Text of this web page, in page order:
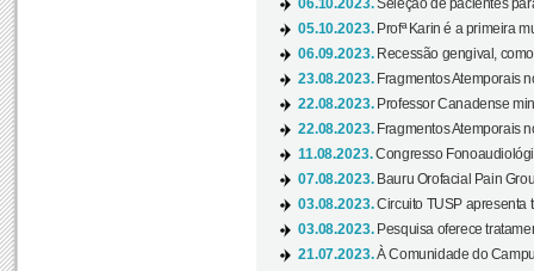
06.10.2023.Seleção de pacientes
05.10.2023. Profª Karin é a primeira
06.09.2023. Recessão gengival,
23.08.2023. Fragmentos Atemporais
22.08.2023. Professor Canadense
22.08.2023. Fragmentos Atemporais
11.08.2023.Congresso
07.08.2023. Bauru Orofacial Pain
03.08.2023.Circuito TUSP apresenta
03.08.2023. Pesquisa oferece
21.07.2023.À Comunidade do